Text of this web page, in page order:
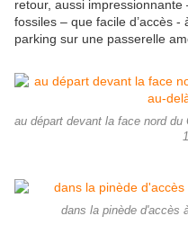
retour, aussi
fossiles – que facile d’accès
parking sur une passerelle
au départ devant la face nord du
dans la pinède d'accès